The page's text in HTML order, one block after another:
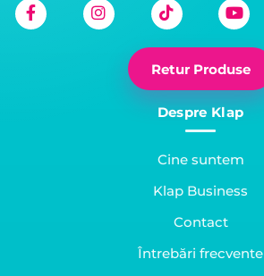
numeroase soluții la
care poți apela, mai
ales în situația în care
blocarea telefonului
este determinată […]
Retur Produse
Despre Klap
Cine suntem
Klap Business
Contact
Întrebări frecvente